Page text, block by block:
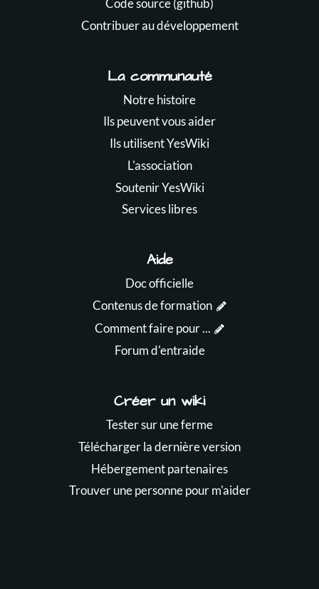
Code source (github)
Contribuer au développement
La communauté
Notre histoire
Ils peuvent vous aider
Ils utilisent YesWiki
L'association
Soutenir YesWiki
Services libres
Aide
Doc officielle
Contenus de formation
Comment faire pour ...
Forum d'entraide
Créer un wiki
Tester sur une ferme
Télécharger la dernière version
Hébergement partenaires
Trouver une personne pour m'aider